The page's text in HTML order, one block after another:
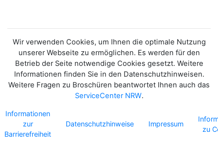
Wir verwenden Cookies, um Ihnen die optimale Nutzung
unserer Webseite zu ermöglichen. Es werden für den
Betrieb der Seite notwendige Cookies gesetzt. Weitere
Informationen finden Sie in den Datenschutzhinweisen.
Weitere Fragen zu Broschüren beantwortet Ihnen auch das
ServiceCenter NRW.
Informationen
zur
Barrierefreiheit
Datenschutzhinweise Impressum
zu